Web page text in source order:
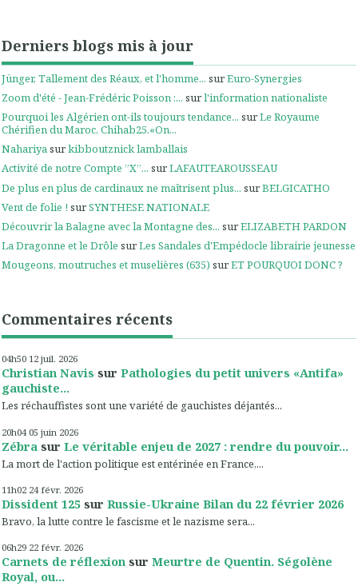
Derniers blogs mis à jour
Jünger, Tallement des Réaux, et l'homme... surEuro-Synergies
Zoom d'été - Jean-Frédéric Poisson :... surl'information nationaliste
Pourquoi les Algérien ont-ils toujours tendance... surLe Royaume
Chérifien du Maroc, Chihab25.«On...
Nahariyasurkibboutznick lamballais
Activité de notre Compte ”X”... surLAFAUTEAROUSSEAU
De plus en plus de cardinaux ne maîtrisent plus... surBELGICATHO
Vent de folie ! surSYNTHESE NATIONALE
Découvrir la Balagne avec la Montagne des... surELIZABETH PARDON
La Dragonne et le Drôle surLes Sandales d'Empédocle librairie jeunesse
Mougeons, moutruches et muselières (635) surET POURQUOI DONC ?
Commentaires récents
04h50 12 juil. 2026
Christian Navis sur Pathologies du petit univers «Antifa»
gauchiste...
Les réchauffistes sont une variété de gauchistes déjantés...
20h04 05 juin 2026
Zébra sur Le véritable enjeu de 2027 : rendre du pouvoir...
La mort de l'action politique est entérinée en France,...
11h02 24 févr. 2026
Dissident 125 sur Russie-Ukraine Bilan du 22 février 2026
Bravo, la lutte contre le fascisme et le nazisme sera...
06h29 22 févr. 2026
Carnets de réflexion sur Meurtre de Quentin. Ségolène
Royal, ou...